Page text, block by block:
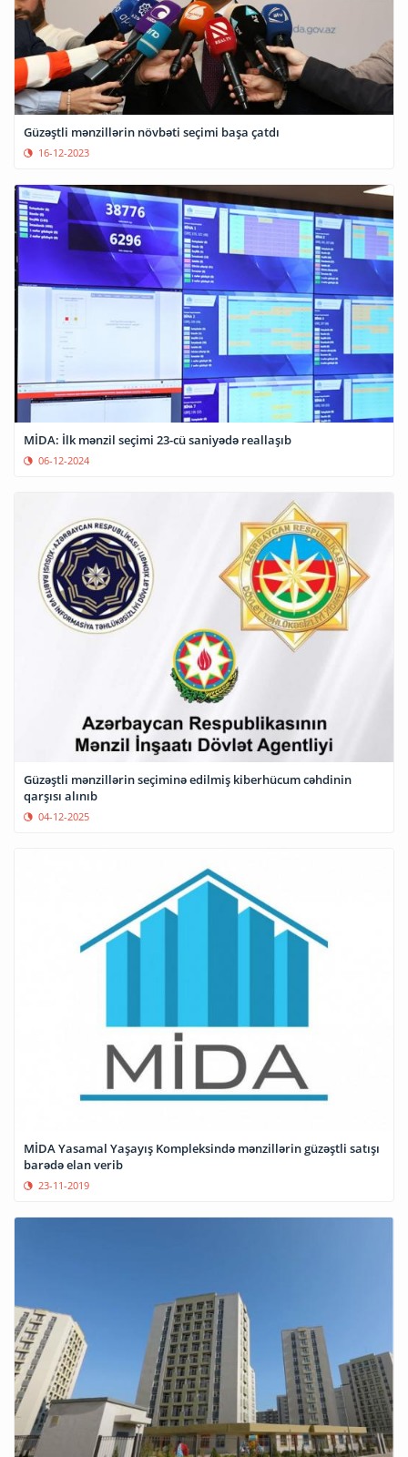
Güzəştli mənzillərin növbəti seçimi başa çatdı
16-12-2023
MİDA: İlk mənzil seçimi 23-cü saniyədə reallaşıb
06-12-2024
Güzəştli mənzillərin seçiminə edilmiş kiberhücum cəhdinin
qarşısı alınıb
04-12-2025
MİDA Yasamal Yaşayış Kompleksində mənzillərin güzəştli satışı
barədə elan verib
23-11-2019